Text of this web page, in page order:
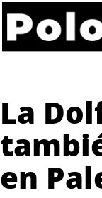
La
en